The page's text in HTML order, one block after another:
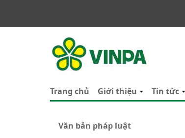
VINPA
Trang chủ Giới thiệu Tin tức
Văn bản pháp luật